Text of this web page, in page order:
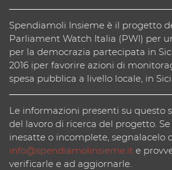
Spendiamoli Insieme è il progetto
Parliament Watch Italia (PWI) per
per la democrazia partecipata in
2016 iper favorire azioni di
spesa pubblica a livello locale, in
Le informazioni presenti su questo
del lavoro di ricerca del progetto.
inesatte o incomplete, segnalacelo
info@spendiamolinsieme.it e
verificarle e ad aggiornarle.